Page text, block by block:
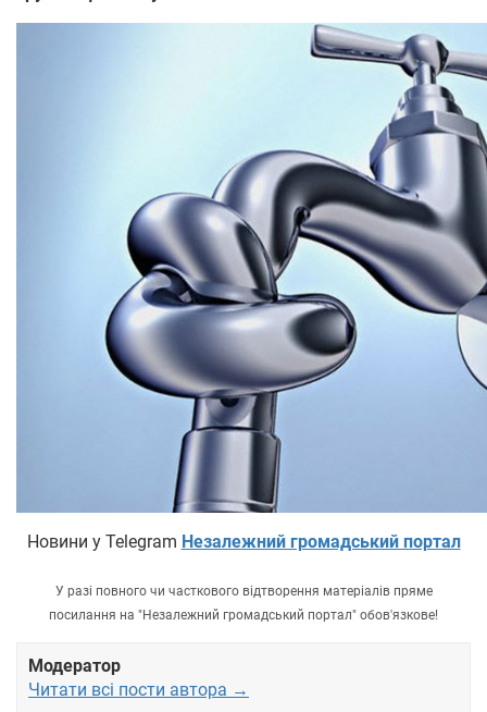
Новини у Telegram Незалежний громадський портал
У разі повного чи часткового відтворення матеріалів пряме
посилання на "Незалежний громадський портал" обов'язкове!
Модератор
Читати всі пости автора →